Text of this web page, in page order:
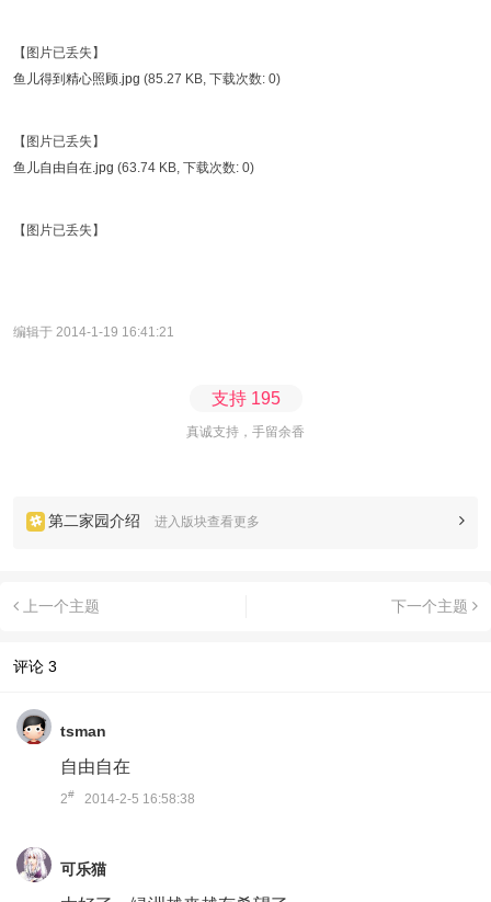
【图片已丢失】
鱼儿得到精心照顾.jpg (85.27 KB, 下载次数: 0)
【图片已丢失】
鱼儿自由自在.jpg (63.74 KB, 下载次数: 0)
【图片已丢失】
编辑于 2014-1-19 16:41:21
支持195
真诚支持，手留余香
第二家园介绍 进入版块查看更多
上一个主题 下一个主题
评论 3
tsman
自由自在
2# 2014-2-5 16:58:38
可乐猫